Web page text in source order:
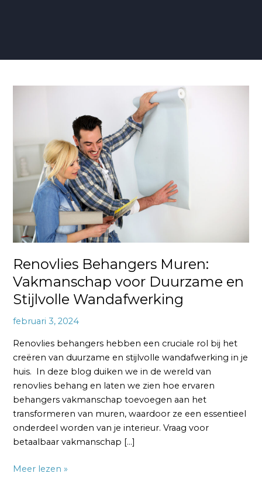
Renovlies Behangers Muren:
Vakmanschap voor Duurzame en
Stijlvolle Wandafwerking
februari 3, 2024
Renovlies behangers hebben een cruciale rol bij het
creëren van duurzame en stijlvolle wandafwerking in je
huis. In deze blog duiken we in de wereld van
renovlies behang en laten we zien hoe ervaren
behangers vakmanschap toevoegen aan het
transformeren van muren, waardoor ze een essentieel
onderdeel worden van je interieur. Vraag voor
betaalbaar vakmanschap […]
Vakmanschap
Duurzame
en
Stijlvolle
Wandafwerking
Meer lezen »